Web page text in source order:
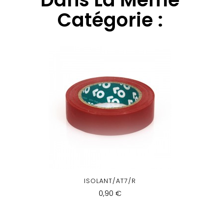
Catégorie :
ISOLANT/AT7/R
0,90 €